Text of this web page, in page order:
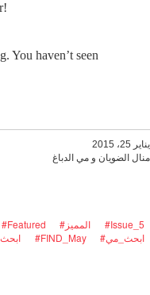
You haven’t seen
يناير 25، 2015
منال الضويان و مي الدباغ
#Featured #المميز
#Issue_5
#FIND_May
#ابحث_مي